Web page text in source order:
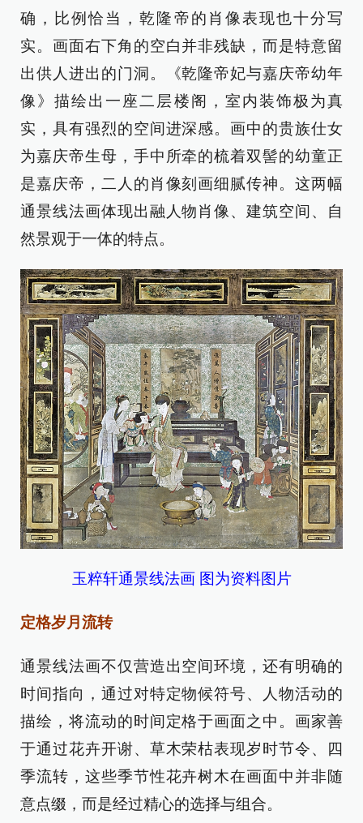
确，比例恰当，乾隆帝的肖像表现也十分写
实。画面右下角的空白并非残缺，而是特意留
出供人进出的门洞。《乾隆帝妃与嘉庆帝幼年
像》描绘出一座二层楼阁，室内装饰极为真
实，具有强烈的空间进深感。画中的贵族仕女
为嘉庆帝生母，手中所牵的梳着双髻的幼童正
是嘉庆帝，二人的肖像刻画细腻传神。这两幅
通景线法画体现出融人物肖像、建筑空间、自
然景观于一体的特点。
玉粹轩通景线法画 图为资料图片
定格岁月流转
通景线法画不仅营造出空间环境，还有明确的
时间指向，通过对特定物候符号、人物活动的
描绘，将流动的时间定格于画面之中。画家善
于通过花卉开谢、草木荣枯表现岁时节令、四
季流转，这些季节性花卉树木在画面中并非随
意点缀，而是经过精心的选择与组合。